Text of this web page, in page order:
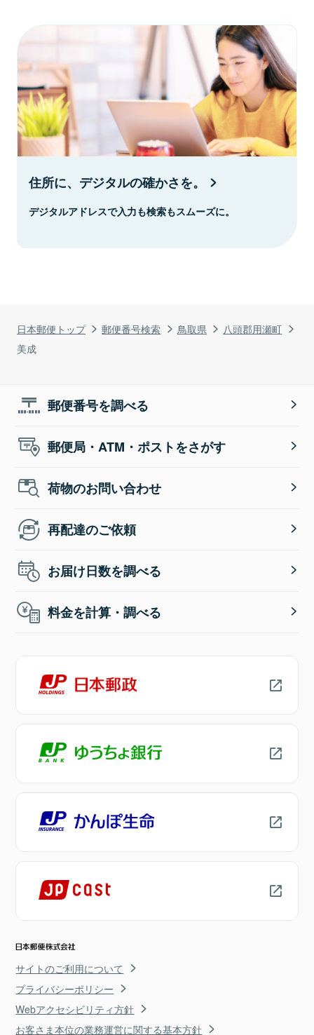
日本郵便トップ 郵便番号検索 鳥取県
八頭郡用瀬町
美成
住所に、デジタルの確かさを。
デジタルアドレスで入力も検索もスムーズに。
郵便番号を調べる
郵便局・ATM・ポストをさがす
荷物のお問い合わせ
再配達のご依頼
お届け日数を調べる
料金を計算・調べる
サイトのご利用について
プライバシーポリシー
Webアクセシビリティ方針
お客さま本位の業務運営に関する基本方針